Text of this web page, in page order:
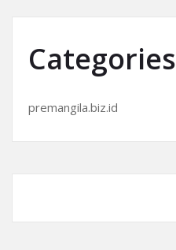
Categories
premangila.biz.id